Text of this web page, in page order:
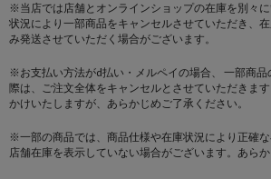
※当店では店舗とオンラインショップの在庫を別々
状況により一部商品をキャンセルさせていただき、
み発送させていただく場合がございます。
※お支払い方法がd払い・メルペイの場合、 一部商品
際は、ご注文全体をキャンセルとさせていただきま
かけいたしますが、あらかじめご了承ください。
※一部の商品では、商品仕様や在庫状況により正確な
店舗在庫を表示していない場合がございます。あらか